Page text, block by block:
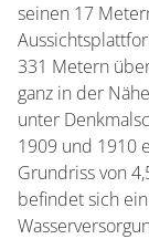
seinen 17
331 Metern
ganz in der
unter
1909 und 1910
Grundriss von
befindet sich